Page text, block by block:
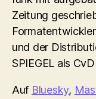
Zeitung
und der
SPIEGEL als
Auf Bluesky,